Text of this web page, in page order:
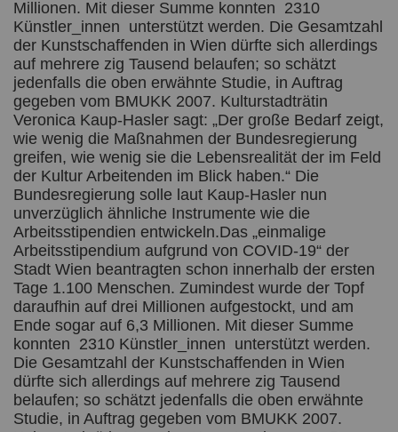
Millionen. Mit dieser Summe konnten 2310
Künstler_innen unterstützt werden. Die Gesamtzahl
der Kunstschaffenden in Wien dürfte sich allerdings
auf mehrere zig Tausend belaufen; so schätzt
jedenfalls die oben erwähnte Studie, in Auftrag
gegeben vom BMUKK 2007. Kulturstadträtin
Veronica Kaup-Hasler sagt: „Der große Bedarf zeigt,
wie wenig die Maßnahmen der Bundesregierung
greifen, wie wenig sie die Lebensrealität der im Feld
der Kultur Arbeitenden im Blick haben.“ Die
Bundesregierung solle laut Kaup-Hasler nun
unverzüglich ähnliche Instrumente wie die
Arbeitsstipendien entwickeln.Das „einmalige
Arbeitsstipendium aufgrund von COVID-19“ der
Stadt Wien beantragten schon innerhalb der ersten
Tage 1.100 Menschen. Zumindest wurde der Topf
daraufhin auf drei Millionen aufgestockt, und am
Ende sogar auf 6,3 Millionen. Mit dieser Summe
konnten 2310 Künstler_innen unterstützt werden.
Die Gesamtzahl der Kunstschaffenden in Wien
dürfte sich allerdings auf mehrere zig Tausend
belaufen; so schätzt jedenfalls die oben erwähnte
Studie, in Auftrag gegeben vom BMUKK 2007.